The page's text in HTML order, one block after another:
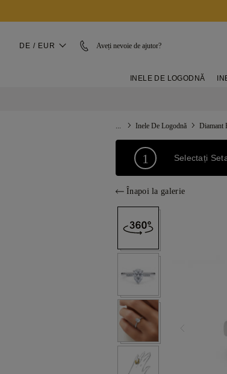
DE / EUR Aveți nevoie de ajutor?
INELE DE LOGODNĂ
Inele De Logodnă Diamant
1 Selectați
Înapoi la galerie